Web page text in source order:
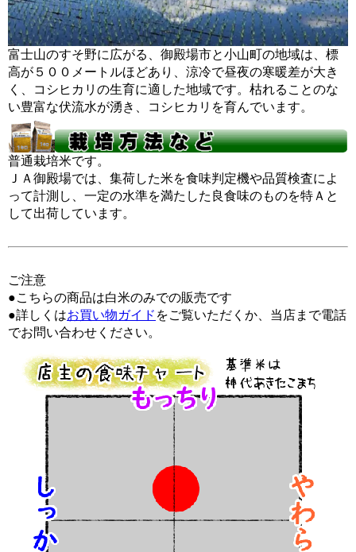
富士山のすそ野に広がる、御殿場市と小山町の地域は、標
高が５００メートルほどあり、涼冷で昼夜の寒暖差が大き
く、コシヒカリの生育に適した地域です。枯れることのな
い豊富な伏流水が湧き、コシヒカリを育んでいます。
普通栽培米です。
ＪＡ御殿場では、集荷した米を食味判定機や品質検査によ
って計測し、一定の水準を満たした良食味のものを特Ａと
して出荷しています。
ご注意
●こちらの商品は白米のみでの販売です
●詳しくはお買い物ガイド をご覧いただくか、当店まで電話
でお問い合わせください。